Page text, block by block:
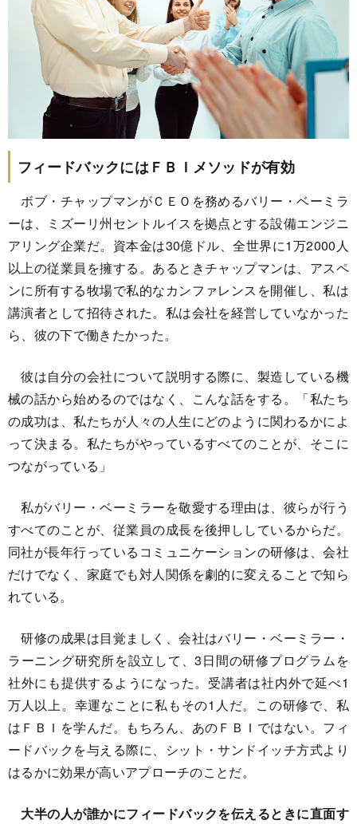
フィードバックにはＦＢＩメソッドが有効
ボブ・チャップマンがＣＥＯを務めるバリー・ベーミラ
ーは、ミズーリ州セントルイスを拠点とする設備エンジニ
アリング企業だ。資本金は30億ドル、全世界に1万2000人
以上の従業員を擁する。あるときチャップマンは、アスペ
ンに所有する牧場で私的なカンファレンスを開催し、私は
講演者として招待された。私は会社を経営していなかった
ら、彼の下で働きたかった。
彼は自分の会社について説明する際に、製造している機
械の話から始めるのではなく、こんな話をする。「私たち
の成功は、私たちが人々の人生にどのように関わるかによ
って決まる。私たちがやっているすべてのことが、そこに
つながっている」
私がバリー・ベーミラーを敬愛する理由は、彼らが行う
すべてのことが、従業員の成長を後押ししているからだ。
同社が長年行っているコミュニケーションの研修は、会社
だけでなく、家庭でも対人関係を劇的に変えることで知ら
れている。
研修の成果は目覚ましく、会社はバリー・ベーミラー・
ラーニング研究所を設立して、3日間の研修プログラムを
社外にも提供するようになった。受講者は社内外で延べ1
万人以上。幸運なことに私もその1人だ。この研修で、私
はＦＢＩを学んだ。もちろん、あのＦＢＩではない。フィ
ードバックを与える際に、シット・サンドイッチ方式より
はるかに効果が高いアプローチのことだ。
大半の人が誰かにフィードバックを伝えるときに直面す